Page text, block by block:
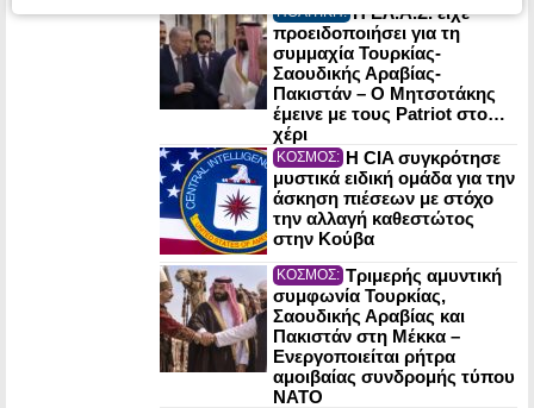
ΠΟΛΙΤΙΚΗ: Η ΕΛ.Α.Σ. είχε
προειδοποιήσει για τη
συμμαχία Τουρκίας-
Σαουδικής Αραβίας-
Πακιστάν – Ο Μητσοτάκης
έμεινε με τους Patriot στο…
χέρι
ΚΟΣΜΟΣ: Η CIA συγκρότησε
μυστικά ειδική ομάδα για την
άσκηση πιέσεων με στόχο
την αλλαγή καθεστώτος
στην Κούβα
ΚΟΣΜΟΣ: Τριμερής αμυντική
συμφωνία Τουρκίας,
Σαουδικής Αραβίας και
Πακιστάν στη Μέκκα –
Ενεργοποιείται ρήτρα
αμοιβαίας συνδρομής τύπου
NATO